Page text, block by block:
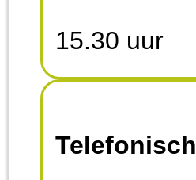
15.30 uur
Telefonisch